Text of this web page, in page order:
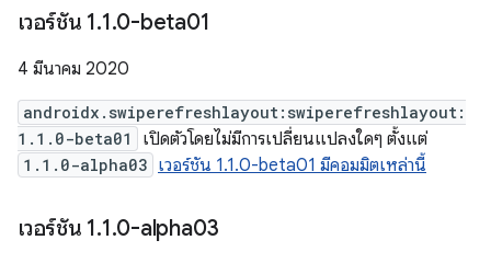
เวอร์ชัน 1.1.0-beta01
4 มีนาคม 2020
androidx.swiperefreshlayout:swiperefreshlayout:
1.1.0-beta01
เปิดตัวโดยไม่มีการเปลี่ยนแปลงใดๆ ตั้งแต่
1.1.0-alpha03 เวอร์ชัน 1.1.0-beta01 มีคอมมิตเหล่านี้
เวอร์ชัน 1.1.0-alpha03